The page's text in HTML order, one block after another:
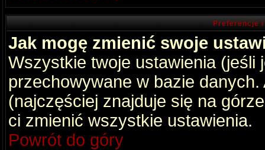
Preferencje
Jak mogę zmienić swoje
Wszystkie twoje ustawienia (jeśli
przechowywane w bazie
(najczęściej znajduje się na
ci zmienić wszystkie ustawienia.
Powrót do góry